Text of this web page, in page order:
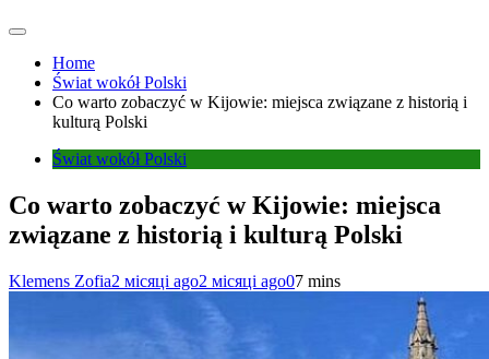
Home
Świat wokół Polski
Co warto zobaczyć w Kijowie: miejsca związane z historią i
kulturą Polski
Świat wokół Polski
Co warto zobaczyć w Kijowie: miejsca
związane z historią i kulturą Polski
Klemens Zofia2 місяці ago2 місяці ago07 mins